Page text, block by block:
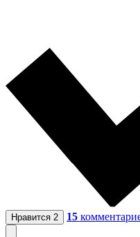
Нравится 2 15